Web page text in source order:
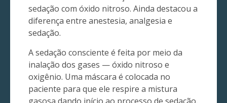
sedação com óxido nitroso. Ainda destacou a
diferença entre anestesia, analgesia e
sedação.
A sedação consciente é feita por meio da
inalação dos gases — óxido nitroso e
oxigênio. Uma máscara é colocada no
paciente para que ele respire a mistura